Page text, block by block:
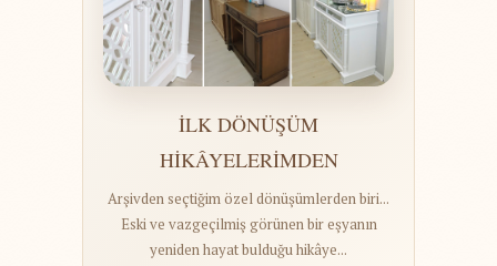
İLK DÖNÜŞÜM
HİKÂYELERİMDEN
Arşivden seçtiğim özel dönüşümlerden biri...
Eski ve vazgeçilmiş görünen bir eşyanın
yeniden hayat bulduğu hikâye...